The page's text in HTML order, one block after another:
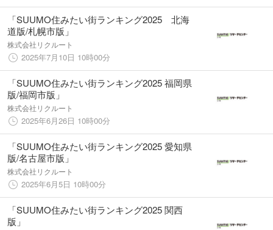
「SUUMO住みたい街ランキング2025 北海
道版/札幌市版」
株式会社リクルート
2025年7月10日 10時00分
「SUUMO住みたい街ランキング2025 福岡県
版/福岡市版」
株式会社リクルート
2025年6月26日 10時00分
「SUUMO住みたい街ランキング2025 愛知県
版/名古屋市版」
株式会社リクルート
2025年6月5日 10時00分
「SUUMO住みたい街ランキング2025 関西
版」